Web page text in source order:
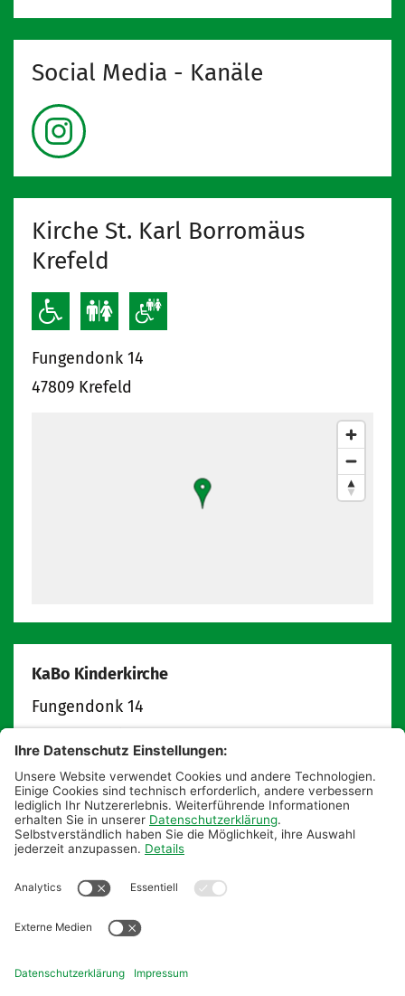
Social Media - Kanäle
Kirche St. Karl Borromäus
Krefeld
Fungendonk 14
47809 Krefeld
KaBo Kinderkirche
Fungendonk 14
info@kabokinderkirche.de
kabokinderkirche.de
Postanschrift:
Pfarrbüro St. Augustinus
KaBo Kinderkirche
Hauptstraße 18
Tel: 02151 55 85 0